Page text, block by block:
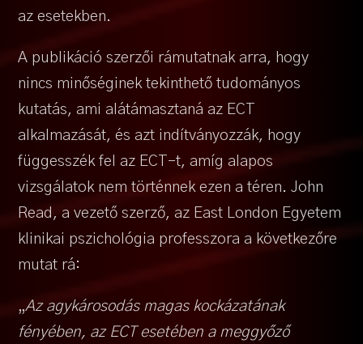
az esetekben.
A publikáció szerzői rámutatnak arra, hogy
nincs minőséginek tekinthető tudományos
kutatás, ami alátámasztaná az ECT
alkalmazását, és azt indítványozzák, hogy
függesszék fel az ECT-t, amíg alapos
vizsgálatok nem történnek ezen a téren. John
Read, a vezető szerző, az East London Egyetem
klinikai pszichológia professzora a következőre
mutat rá:
„Az agykárosodás magas kockázatának
fényében, az ECT esetében a meggyőző